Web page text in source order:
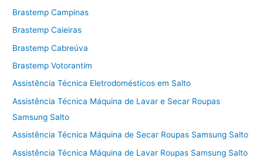
Brastemp Campinas
Brastemp Caieiras
Brastemp Cabreúva
Brastemp Votorantim
Assistência Técnica Eletrodomésticos em Salto
Assistência Técnica Máquina de Lavar e Secar Roupas
Samsung Salto
Assistência Técnica Máquina de Secar Roupas Samsung Salto
Assistência Técnica Máquina de Lavar Roupas Samsung Salto